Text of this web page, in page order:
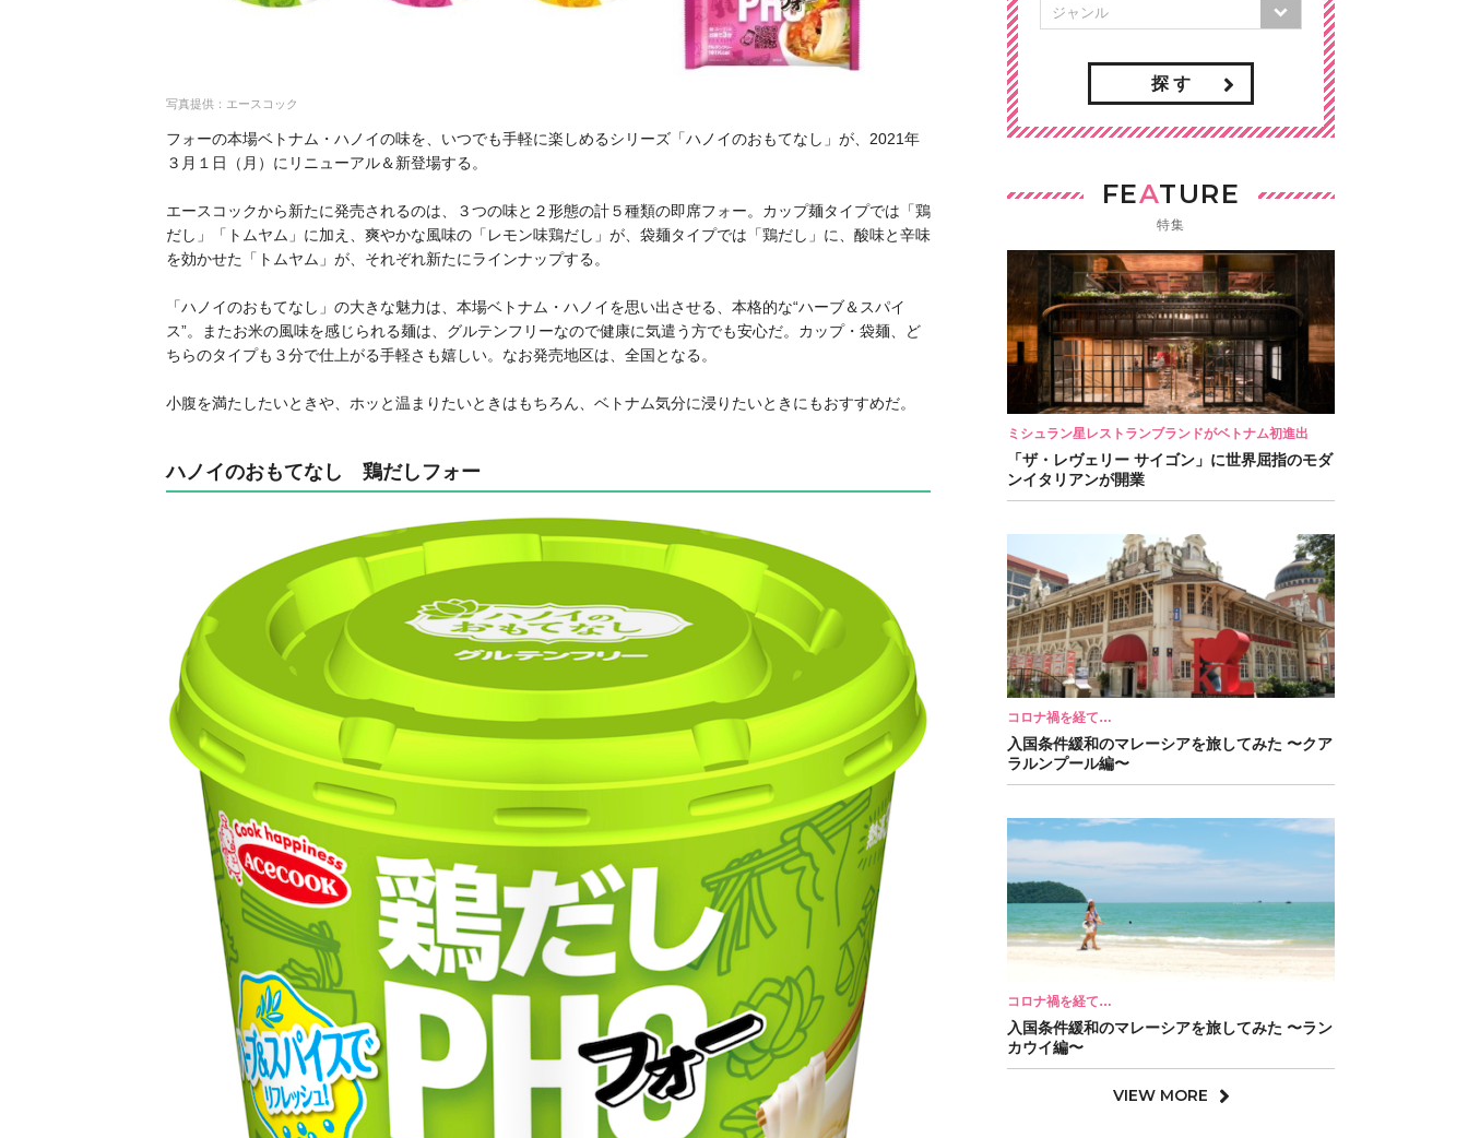
写真提供：エースコック
フォーの本場ベトナム・ハノイの味を、いつでも手軽に楽しめるシリーズ「ハノイのおもてなし」が、2021年
３月１日（月）にリニューアル＆新登場する。
エースコックから新たに発売されるのは、３つの味と２形態の計５種類の即席フォー。カップ麺タイプでは「鶏
だし」「トムヤム」に加え、爽やかな風味の「レモン味鶏だし」が、袋麺タイプでは「鶏だし」に、酸味と辛味
を効かせた「トムヤム」が、それぞれ新たにラインナップする。
「ハノイのおもてなし」の大きな魅力は、本場ベトナム・ハノイを思い出させる、本格的な“ハーブ＆スパイ
ス”。またお米の風味を感じられる麺は、グルテンフリーなので健康に気遣う方でも安心だ。カップ・袋麺、ど
ちらのタイプも３分で仕上がる手軽さも嬉しい。なお発売地区は、全国となる。
小腹を満たしたいときや、ホッと温まりたいときはもちろん、ベトナム気分に浸りたいときにもおすすめだ。
ハノイのおもてなし 鶏だしフォー
探 す
FEATURE
特集
ミシュラン星レストランブランドがベトナム初進出
「ザ・レヴェリー サイゴン」に世界屈指のモダ
ンイタリアンが開業
コロナ禍を経て…
入国条件緩和のマレーシアを旅してみた 〜クア
ラルンプール編〜
コロナ禍を経て…
入国条件緩和のマレーシアを旅してみた 〜ラン
カウイ編〜
VIEW MORE